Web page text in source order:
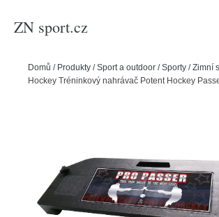
ZN sport.cz
Domů / Produkty /Sport a outdoor /Sporty /Zimní
Hockey Tréninkový nahrávač Potent Hockey